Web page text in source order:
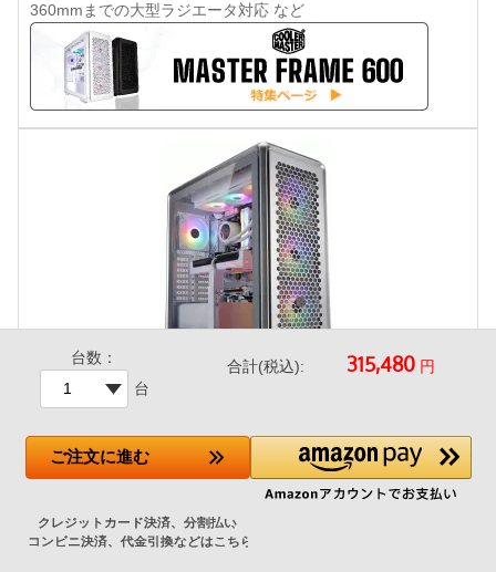
360mmまでの大型ラジエータ対応 など
CoolerMaster MasterFrame 600 Silver
+26,600円
▼内蔵用の5.25インチベイがないため、
台数：
台
合計(税込): 円
ご注文に進む